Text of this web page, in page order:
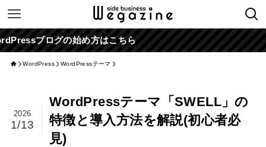
の始め方はこちら
WordPress WordPressテーマ
WordPressテーマ「SWELL」の
特徴と導入方法を解説(初心者必
見)
2026
1/13